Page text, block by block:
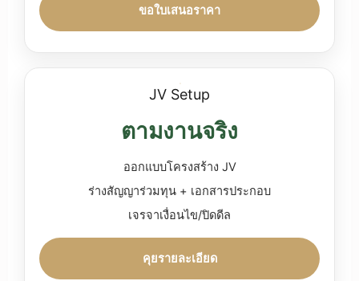
ขอใบเสนอราคา
JV Setup
ตามงานจริง
ออกแบบโครงสร้าง JV
ร่างสัญญาร่วมทุน + เอกสารประกอบ
เจรจาเงื่อนไข/ปิดดีล
คุยรายละเอียด